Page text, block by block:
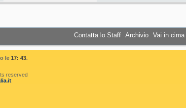
Contatta lo Staff Archivio Vai in cima
le 17: 43.
reserved